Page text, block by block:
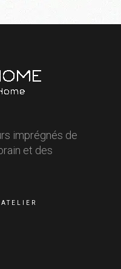
imprégnés de
et des